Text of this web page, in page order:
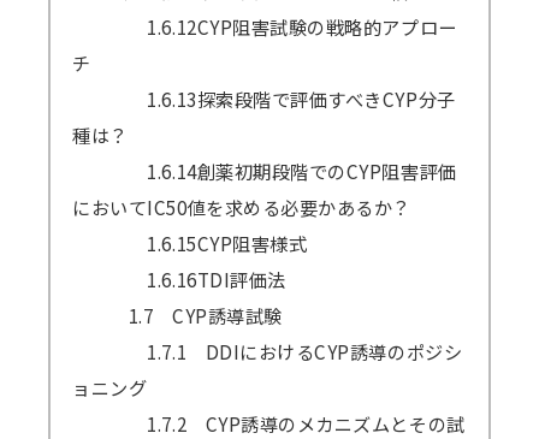
1.6.12CYP阻害試験の戦略的アプロー
チ
1.6.13探索段階で評価すべきCYP分子
種は？
1.6.14創薬初期段階でのCYP阻害評価
においてIC50値を求める必要かあるか？
1.6.15CYP阻害様式
1.6.16TDI評価法
1.7 CYP誘導試験
1.7.1 DDIにおけるCYP誘導のポジシ
ョニング
1.7.2 CYP誘導のメカニズムとその試